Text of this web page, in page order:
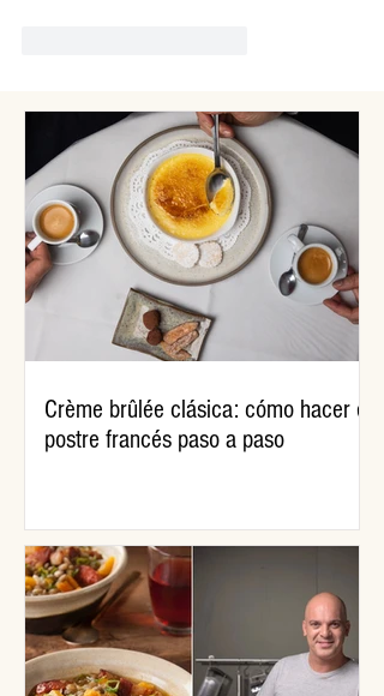
Crème brûlée clásica: cómo hacer el
postre francés paso a paso